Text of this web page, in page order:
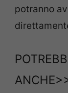
potranno